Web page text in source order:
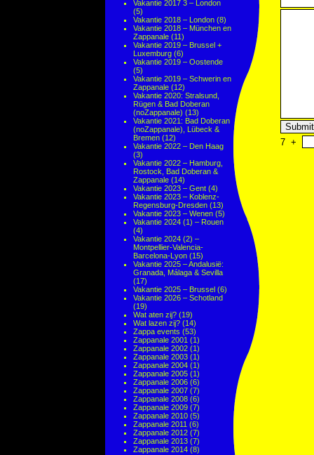
Vakantie 2017 3 – London
(5)
Vakantie 2018 – London (8)
Vakantie 2018 – München en
Zappanale (11)
Vakantie 2019 – Brussel +
Luxemburg (6)
Vakantie 2019 – Oostende
(5)
Vakantie 2019 – Schwerin en
Zappanale (12)
Vakantie 2020: Stralsund,
Rügen & Bad Doberan
(noZappanale) (13)
Vakantie 2021: Bad Doberan
(noZappanale), Lübeck &
Bremen (12)
Vakantie 2022 – Den Haag
(3)
Vakantie 2022 – Hamburg,
Rostock, Bad Doberan &
Zappanale (14)
Vakantie 2023 – Gent (4)
Vakantie 2023 – Koblenz-
Regensburg-Dresden (13)
Vakantie 2023 – Wenen (5)
Vakantie 2024 (1) – Rouen
(4)
Vakantie 2024 (2) –
Montpellier-Valencia-
Barcelona-Lyon (15)
Vakantie 2025 – Andalusië:
Granada, Málaga & Sevilla
(17)
Vakantie 2025 – Brussel (6)
Vakantie 2026 – Schotland
(19)
Wat aten zij? (19)
Wat lazen zij? (14)
Zappa events (53)
Zappanale 2001 (1)
Zappanale 2002 (1)
Zappanale 2003 (1)
Zappanale 2004 (1)
Zappanale 2005 (1)
Zappanale 2006 (6)
Zappanale 2007 (7)
Zappanale 2008 (6)
Zappanale 2009 (7)
Zappanale 2010 (5)
Zappanale 2011 (6)
Zappanale 2012 (7)
Zappanale 2013 (7)
Zappanale 2014 (8)
7 +